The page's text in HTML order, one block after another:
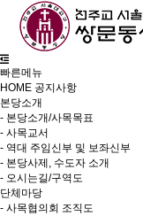
빠른메뉴
HOME 공지사항
본당소개
- 본당소개/사목목표
- 사목교서
- 역대 주임신부 및 보좌신부
- 본당사제, 수도자 소개
- 오시는길/구역도
단체마당
- 사목협의회 조직도